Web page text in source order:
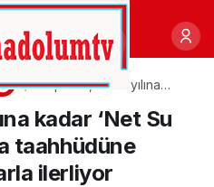
PepsiCo, 2030 yılına
şirket olma taahhüdüne
doğru emin adımlarla
ilerliyor
kadar ‘Net Su
taahhüdüne
ilerliyor
Paylaş